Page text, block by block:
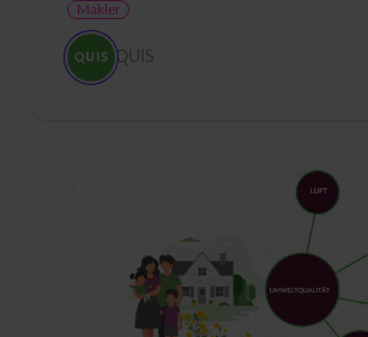
Makler
QUIS